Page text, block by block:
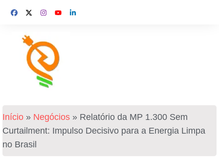
Início » Negócios » Relatório da MP 1.300 Sem
Curtailment: Impulso Decisivo para a Energia Limpa
no Brasil